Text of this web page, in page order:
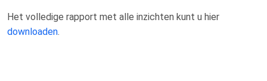
Het volledige rapport met alle inzichten kunt u hier
downloaden.